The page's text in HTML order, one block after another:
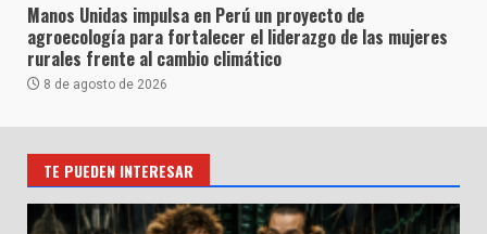
Manos Unidas impulsa en Perú un proyecto de
agroecología para fortalecer el liderazgo de las mujeres
rurales frente al cambio climático
8 de agosto de 2026
TE PUEDEN INTERESAR